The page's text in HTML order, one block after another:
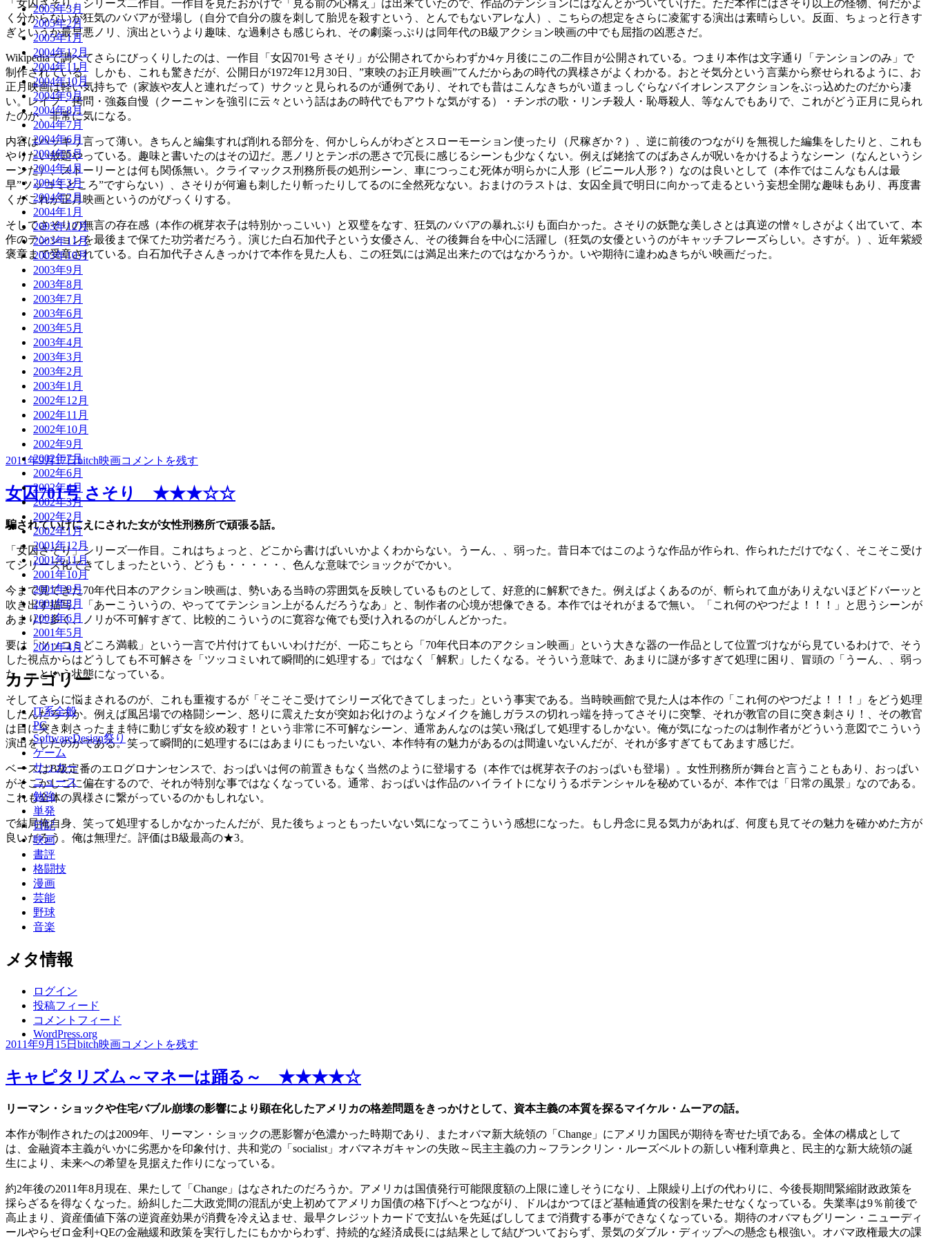
2005年3月
2005年2月
2005年1月
2004年12月
2004年11月
2004年10月
2004年9月
2004年8月
2004年7月
2004年6月
2004年5月
2004年4月
2004年3月
2004年2月
2004年1月
2003年12月
2003年11月
2003年10月
2003年9月
2003年8月
2003年7月
2003年6月
2003年5月
2003年4月
2003年3月
2003年2月
2003年1月
2002年12月
2002年11月
2002年10月
2002年9月
2002年7月
2002年6月
2002年4月
2002年3月
2002年2月
2002年1月
2001年12月
2001年11月
2001年10月
2001年9月
2001年8月
2001年6月
2001年5月
2001年4月
カテゴリー
IT系全般
PC
SoftwareDesign祭り
ゲーム
サッカー
ニュース
勉強
単発
日記
映画
書評
格闘技
漫画
芸能
野球
音楽
メタ情報
ログイン
投稿フィード
コメントフィード
WordPress.org
の
部
★★★☆☆
へ
の
「女囚さそり」シリーズ二作目。一作目を見たおかげで「見る前の心構え」は出来ていたので、作品のテンションにはなんとかついていけた。ただ本作にはさそり以上の怪物、何だかよ
く分からないが狂気のババアが登場し（自分で自分の腹を刺して胎児を殺すという、とんでもないアレな人）、こちらの想定をさらに凌駕する演出は素晴らしい。反面、ちょっと行きす
ぎというか最早悪ノリ、演出というより趣味、な過剰さも感じられ、その劇薬っぷりは同年代のB級アクション映画の中でも屈指の凶悪さだ。
Wikipediaで調べてさらにびっくりしたのは、一作目「女囚701号 さそり」が公開されてからわずか4ヶ月後にこの二作目が公開されている。つまり本作は文字通り「テンションのみ」で
制作されている。しかも、これも驚きだが、公開日が1972年12月30日、”東映のお正月映画”てんだからあの時代の異様さがよくわかる。おとそ気分という言葉から察せられるように、お
正月映画は軽い気持ちで（家族や友人と連れだって）サクッと見られるのが通例であり、それでも昔はこんなきちがい道まっしぐらなバイオレンスアクションをぶっ込めたのだから凄
い。レイプ・拷問・強姦自慢（クーニャンを強引に云々という話はあの時代でもアウトな気がする）・チンポの歌・リンチ殺人・恥辱殺人、等なんでもありで、これがどう正月に見られ
たのか、非常に気になる。
内容はハッキリ言って薄い。きちんと編集すれば削れる部分を、何かしらんがわざとスローモーション使ったり（尺稼ぎか？）、逆に前後のつながりを無視した編集をしたりと、これも
やりたい放題やっている。趣味と書いたのはその辺だ。悪ノリとテンポの悪さで冗長に感じるシーンも少なくない。例えば姥捨てのばあさんが呪いをかけるようなシーン（なんというシ
ーンだ）、ストーリーとは何も関係無い。クライマックス刑務所長の処刑シーン、車につっこむ死体が明らかに人形（ビニール人形？）なのは良いとして（本作ではこんなもんは最
早”ツッコミどころ”ですらない）、さそりが何遍も刺したり斬ったりしてるのに全然死なない。おまけのラストは、女囚全員で明日に向かって走るという妄想全開な趣味もあり、再度書
くがこれが正月映画というのがびっくりする。
そしてさそりの無言の存在感（本作の梶芽衣子は特別かっこいい）と双璧をなす、狂気のババアの暴れぶりも面白かった。さそりの妖艶な美しさとは真逆の憎々しさがよく出ていて、本
作のテンションを最後まで保てた功労者だろう。演じた白石加代子という女優さん、その後舞台を中心に活躍し（狂気の女優というのがキャッチフレーズらしい。さすが。）、近年紫綬
褒章まで受章されている。白石加代子さんきっかけで本作を見た人も、この狂気には満足出来たのではなかろうか。いや期待に違わぬきちがい映画だった。
投
日:
2011年9月17日作
成
者
bitchカ
ゴ
リ
映画女
さ
そ
り
第
41
雑
居
房
★★★☆☆
に
コメントを残す
女囚701号 さそり ★★★☆☆
騙されていけにえにされた女が女性刑務所で頑張る話。
「女囚さそり」シリーズ一作目。これはちょっと、どこから書けばいいかよくわからない。うーん、、弱った。昔日本ではこのような作品が作られ、作られただけでなく、そこそこ受け
てシリーズ化できてしまったという、どうも・・・・・、色んな意味でショックがでかい。
今まで見てきた70年代日本のアクション映画は、勢いある当時の雰囲気を反映しているものとして、好意的に解釈できた。例えばよくあるのが、斬られて血がありえないほどドバーッと
吹き出す描写、「あーこういうの、やっててテンション上がるんだろうなあ」と、制作者の心境が想像できる。本作ではそれがまるで無い。「これ何のやつだよ！！！」と思うシーンが
あまりに多く、ノリが不可解すぎて、比較的こういうのに寛容な俺でも受け入れるのがしんどかった。
要は「ツッコミどころ満載」という一言で片付けてもいいわけだが、一応こちとら「70年代日本のアクション映画」という大きな器の一作品として位置づけながら見ているわけで、そう
した視点からはどうしても不可解さを「ツッコミいれて瞬間的に処理する」ではなく「解釈」したくなる。そういう意味で、あまりに謎が多すぎて処理に困り、冒頭の「うーん、、弱っ
た。」という状態になっている。
そしてさらに悩まされるのが、これも重複するが「そこそこ受けてシリーズ化できてしまった」という事実である。当時映画館で見た人は本作の「これ何のやつだよ！！！」をどう処理
したんだろうか。例えば風呂場での格闘シーン、怒りに震えた女が突如お化けのようなメイクを施しガラスの切れっ端を持ってさそりに突撃、それが教官の目に突き刺さり！、その教官
は目に突き刺さったまま特に動じず女を絞め殺す！という非常に不可解なシーン、通常あんなのは笑い飛ばして処理するしかない。俺が気になったのは制作者がどういう意図でこういう
演出をしたのかである。笑って瞬間的に処理するにはあまりにもったいない、本作特有の魅力があるのは間違いないんだが、それが多すぎてもてあます感じだ。
ベースはB級定番のエログロナンセンスで、おっぱいは何の前置きもなく当然のように登場する（本作では梶芽衣子のおっぱいも登場）。女性刑務所が舞台と言うこともあり、おっぱい
がそこかしこに偏在するので、それが特別な事ではなくなっている。通常、おっぱいは作品のハイライトになりうるポテンシャルを秘めているが、本作では「日常の風景」なのである。
これも全体の異様さに繋がっているのかもしれない。
で結局俺自身、笑って処理するしかなかったんだが、見た後ちょっともったいない気になってこういう感想になった。もし丹念に見る気力があれば、何度も見てその魅力を確かめた方が
良いだろう。俺は無理だ。評価はB級最高の★3。
投
日:
2011年9月15日 作
者
bitchカ
ゴ
リ
ー
映画女
号
そ
り
★★★☆☆
に
コメントを残す
キャピタリズム～マネーは踊る～ ★★★★☆
リーマン・ショックや住宅バブル崩壊の影響により顕在化したアメリカの格差問題をきっかけとして、資本主義の本質を探るマイケル・ムーアの話。
本作が制作されたのは2009年、リーマン・ショックの悪影響が色濃かった時期であり、またオバマ新大統領の「Change」にアメリカ国民が期待を寄せた頃である。全体の構成として
は、金融資本主義がいかに劣悪かを印象付け、共和党の「socialist」オバマネガキャンの失敗～民主主義の力～フランクリン・ルーズベルトの新しい権利章典と、民主的な新大統領の誕
生により、未来への希望を見据えた作りになっている。
約2年後の2011年8月現在、果たして「Change」はなされたのだろうか。アメリカは国債発行可能限度額の上限に達しそうになり、上限繰り上げの代わりに、今後長期間緊縮財政政策を
採らざるを得なくなった。紛糾した二大政党間の混乱が史上初めてアメリカ国債の格下げへとつながり、ドルはかつてほど基軸通貨の役割を果たせなくなっている。失業率は9％前後で
高止まり、資産価値下落の逆資産効果が消費を冷え込ませ、最早クレジットカードで支払いを先延ばししてまで消費する事ができなくなっている。期待のオバマもグリーン・ニューディ
ールやらゼロ金利+QEの金融緩和政策を実行したにもかからわず、持続的な経済成長には結果として結びついておらず、景気のダブル・ディップへの懸念も根強い。オバマ政権最大の課